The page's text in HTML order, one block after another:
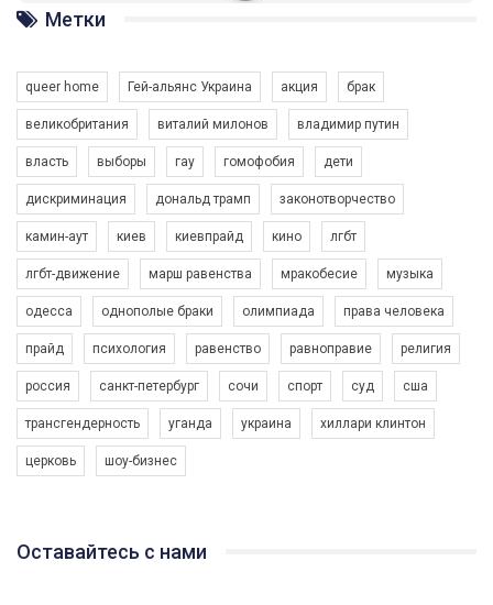
ГАУ є в 16 областях України.
Разом наш голос лунає гучніше!
Зупинимо насильство проти ЛГБТ в Україні! Stop violence against LGBT in Ukraine!
6/30/2017
Емоційний та вражаючий промо-ролік на конкурс PACT, який
представляє програму "Гей-альянс Україна" з протидії
насильству проти ЛГБТ в Україні.
Ми просимо вашої підтримки, щоб реалізувати нашу
програму з боротьби з насильством проти ЛГБТ в Україні.
Якщо ти хочеш підтримати нас - просто натисни "лайк" під
best video, representing programme for the development of
1.9K Просмотров • 226 Нравится • 5 Комментариев
Метки
queer home Гей-альянс Украина акция брак
великобритания виталий милонов владимир путин
власть выборы гау гомофобия дети
дискриминация дональд трамп законотворчество
камин-аут киев киевпрайд кино лгбт
лгбт-движение марш равенства мракобесие музыка
одесса однополые браки олимпиада права человека
прайд психология равенство равноправие религия
россия санкт-петербург сочи спорт суд сша
трансгендерность уганда украина хиллари клинтон
церковь шоу-бизнес
Оставайтесь с нами